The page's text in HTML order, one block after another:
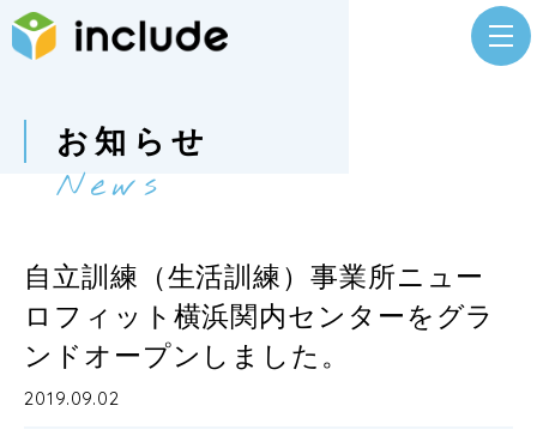
お知らせ
News
自立訓練（生活訓練）事業所ニュー
ロフィット横浜関内センターをグラ
ンドオープンしました。
2019.09.02